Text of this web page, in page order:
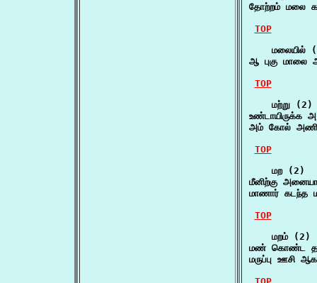
தோற்றம் மலை
TOP
மலையில்
ஆ புகு
TOP
    மற்று (2)
அம் கோல்
TOP
    மற (2)
மீனிற்கு
மாணார் கடந்த
TOP
    மறம் (2)
மண் கொண்ட
மருப்பு ஊசி